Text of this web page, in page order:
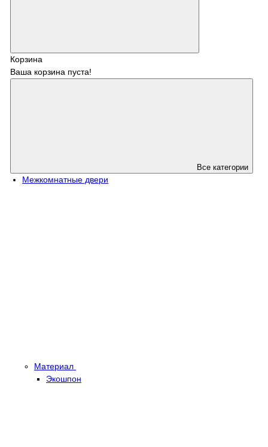
Корзина
Ваша корзина пуста!
Все категории
Межкомнатные двери
Материал
Экошпон